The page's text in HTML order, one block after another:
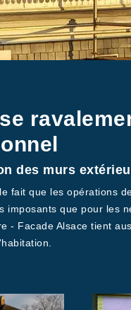
des murs
fait que les opérations
imposants que pour les
- Facade Alsace tient